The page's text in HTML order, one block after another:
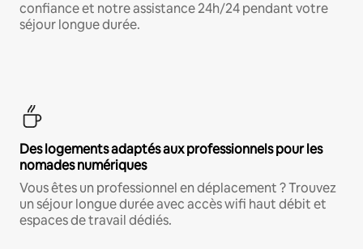
confiance et notre assistance 24h/24 pendant votre
séjour longue durée.
Des logements adaptés aux professionnels pour les
nomades numériques
Vous êtes un professionnel en déplacement ? Trouvez
un séjour longue durée avec accès wifi haut débit et
espaces de travail dédiés.